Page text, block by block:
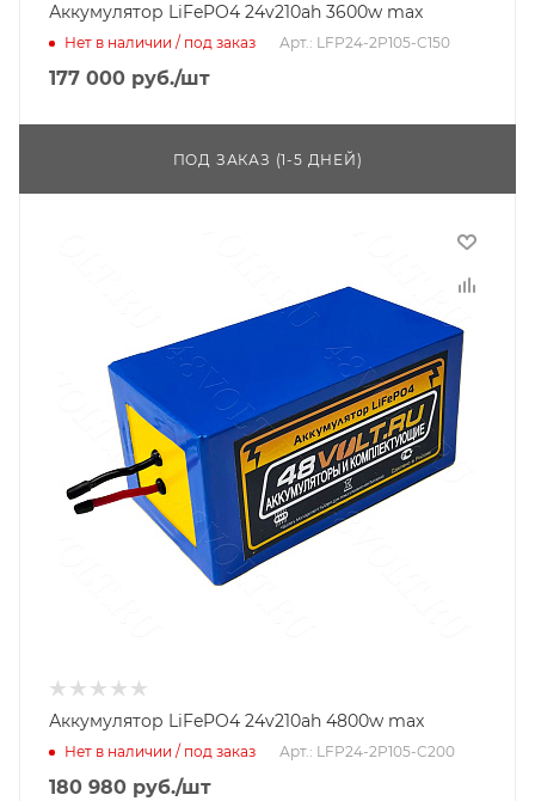
Аккумулятор LiFePO4 24v210ah 3600w max
Нет в наличии / под заказ Арт.: LFP24-2P105-C150
177 000 руб./шт
ПОД ЗАКАЗ (1-5 ДНЕЙ)
Аккумулятор LiFePO4 24v210ah 4800w max
Нет в наличии / под заказ Арт.: LFP24-2P105-C200
180 980 руб./шт